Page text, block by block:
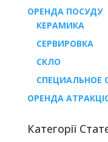
ОРЕНДА ПОСУДУ
КЕРАМИКА
СЕРВИРОВКА
СКЛО
СПЕЦИАЛЬНОЕ
ОРЕНДА
Категорії